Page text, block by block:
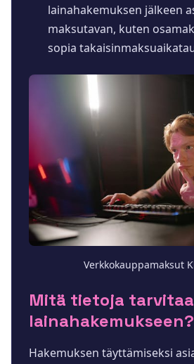
lainahakemuksen jälkeen
maksutavan, kuten
sopia
Verkkokauppamaksut
Mitä tietoja
lainahakemukseen?
Hakemuksen täyttämiseksi